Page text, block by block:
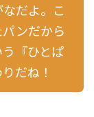
だよ。こ
ンだから
『ひとぱ
だね！